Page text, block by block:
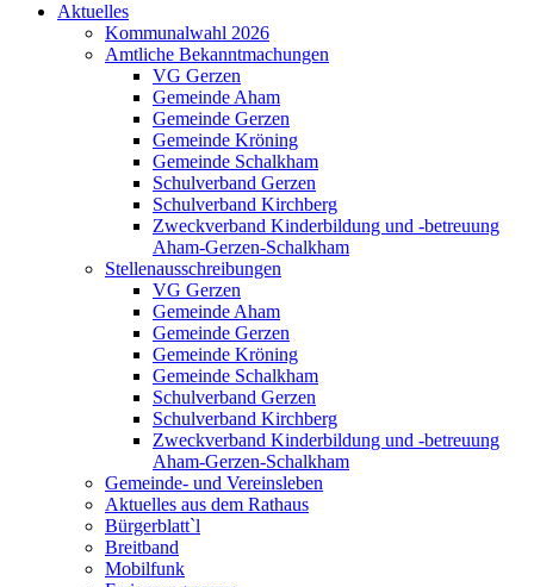
Aktuelles
Kommunalwahl 2026
Amtliche Bekanntmachungen
VG Gerzen
Gemeinde Aham
Gemeinde Gerzen
Gemeinde Kröning
Gemeinde Schalkham
Schulverband Gerzen
Schulverband Kirchberg
Zweckverband Kinderbildung und -betreuung
Aham-Gerzen-Schalkham
Stellenausschreibungen
VG Gerzen
Gemeinde Aham
Gemeinde Gerzen
Gemeinde Kröning
Gemeinde Schalkham
Schulverband Gerzen
Schulverband Kirchberg
Zweckverband Kinderbildung und -betreuung
Aham-Gerzen-Schalkham
Gemeinde- und Vereinsleben
Aktuelles aus dem Rathaus
Bürgerblatt`l
Breitband
Mobilfunk